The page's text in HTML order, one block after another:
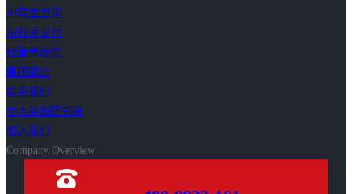
AI转型咨询
AI技术交付
经营驾驶舱
集团简介
联系我们
中大咨询研究院
加入我们
Company Overview